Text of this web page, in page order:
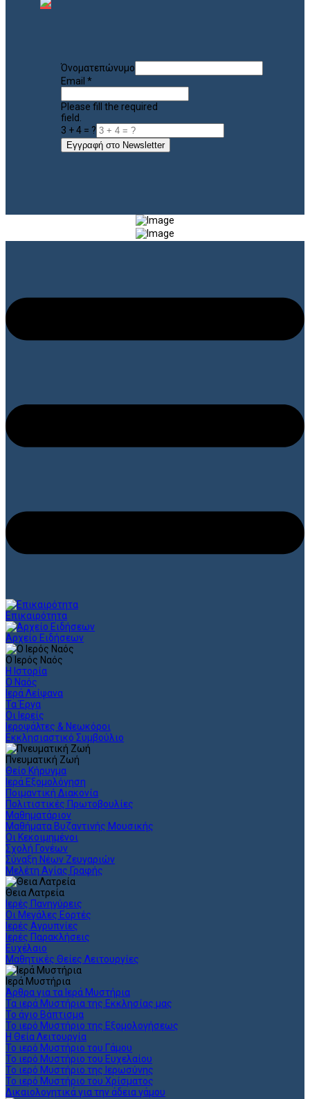
Όνοματεπώνυμο
Email *
Please fill the required
field.
3 + 4 = ?
Εγγραφή στο Newsletter
Επικαιρότητα
Αρχείο Ειδήσεων
Ο Ιερός Ναός
Η Ιστορία
Ο Ναός
Ιερά Λείψανα
Τα Έργα
Οι Ιερείς
Ιεροψάλτες & Νεωκόροι
Εκκλησιαστικό Συμβούλιο
Πνευματική Ζωή
Θείο Κήρυγμα
Ιερά Εξομολόγηση
Ποιμαντική Διακονία
Πολιτιστικές Πρωτοβουλίες
Μαθηματάριον
Μαθήματα Βυζαντινής Μουσικής
Οι Κεκοιμημένοι
Σχολή Γονέων
Σύναξη Νέων Ζευγαριών
Μελέτη Αγίας Γραφής
Θεια Λατρεία
Ιερές Πανηγύρεις
Οι Μεγάλες Εορτές
Ιερές Αγρυπνίες
Ιερές Παρακλήσεις
Ευχέλαιο
Μαθητικές Θείες Λειτουργίες
Ιερά Μυστήρια
Άρθρα για τα Ιερά Μυστήρια
Τα ιερά Μυστήρια της Εκκλησίας μας
Το άγιο Βάπτισμα
Το ιερό Μυστήριο της Εξομολογήσεως
Η Θεία Λειτουργία
Το ιερό Μυστήριο του Γάμου
Το ιερό Μυστήριο του Ευχελαίου
Το ιερό Μυστήριο της Ιερωσύνης
Το ιερό Μυστήριο του Χρίσματος
Δικαιολογητικά για την άδεια γάμου